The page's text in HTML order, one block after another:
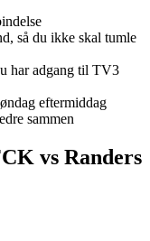
så du ikke skal tumle
har adgang til TV3
eftermiddag
sammen
vs Randers